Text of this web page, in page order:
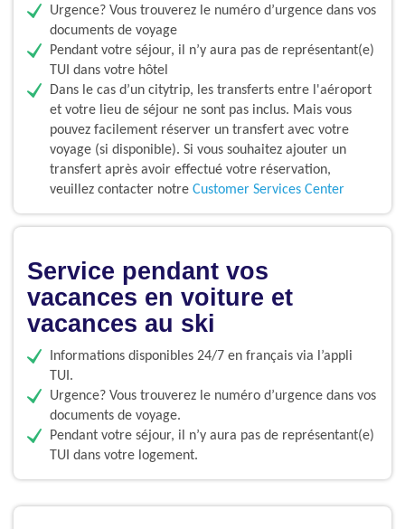
Urgence? Vous trouverez le numéro d’urgence dans vos
documents de voyage
Pendant votre séjour, il n’y aura pas de représentant(e)
TUI dans votre hôtel
Dans le cas d’un citytrip, les transferts entre l'aéroport
et votre lieu de séjour ne sont pas inclus. Mais vous
pouvez facilement réserver un transfert avec votre
voyage (si disponible). Si vous souhaitez ajouter un
transfert après avoir effectué votre réservation,
veuillez contacter notre Customer Services Center
Service pendant vos
vacances en voiture et
vacances au ski
Informations disponibles 24/7 en français via l’appli
TUI.
Urgence? Vous trouverez le numéro d’urgence dans vos
documents de voyage.
Pendant votre séjour, il n’y aura pas de représentant(e)
TUI dans votre logement.